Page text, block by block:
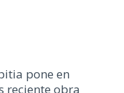
pone en
reciente obra